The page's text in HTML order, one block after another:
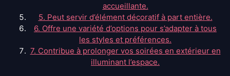
accueillante.
5. Peut servir d’élément décoratif à part entière.
6. Offre une variété d’options pour s’adapter à tous
les styles et préférences.
7. Contribue à prolonger vos soirées en extérieur en
illuminant l’espace.